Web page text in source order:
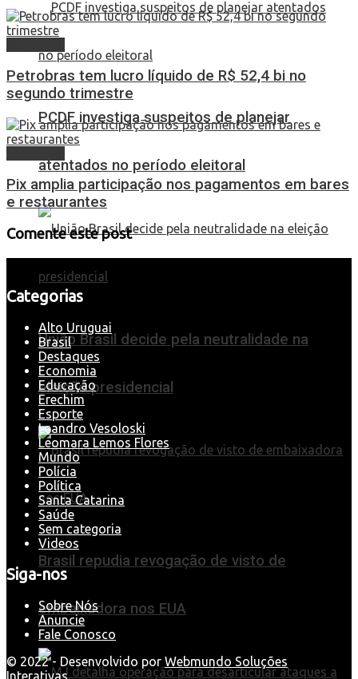
PCDF investiga suspeitos de planejar
atentados no período eleitoral
União Brasil decide pela neutralidade na
eleição presidencial
Brasil repudia revogação de visto de
embaixadora nos EUA
Petrobras tem lucro líquido de R$ 52,4 bi no
segundo trimestre
Pix amplia participação nos pagamentos em bares
e restaurantes
Comente este post
Categorias
Alto Uruguai
Brasil
Destaques
Economia
Educação
Erechim
Esporte
Leandro Vesoloski
Leomara Lemos Flores
Mundo
Polícia
Política
Santa Catarina
Saúde
Sem categoria
Videos
Siga-nos
Sobre Nós
Anuncie
Fale Conosco
© 2022 - Desenvolvido por Webmundo Soluções
Interativas